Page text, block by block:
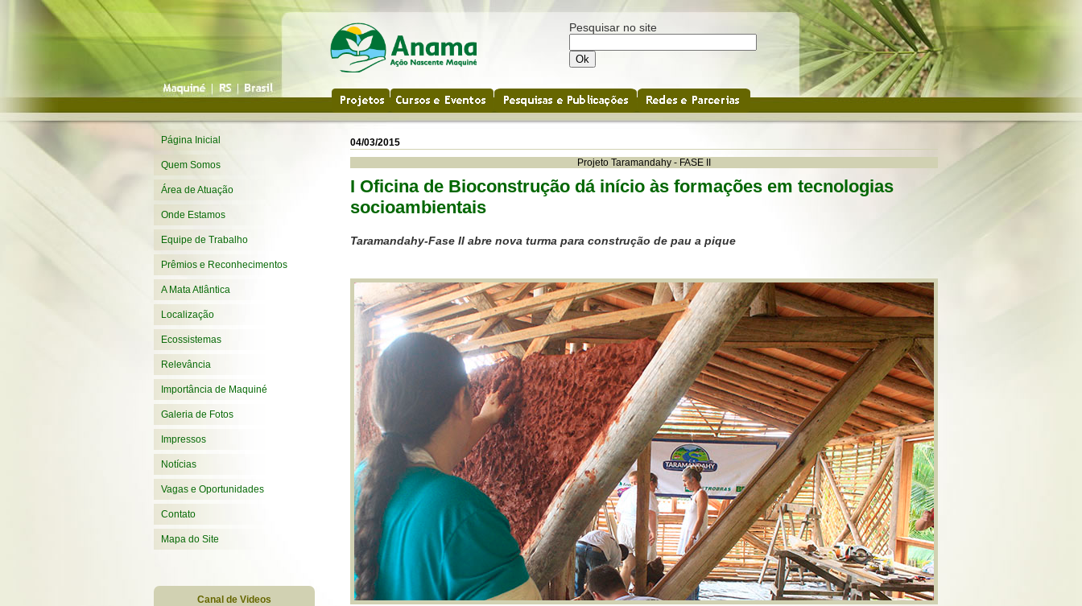
Pesquisar no site
Página Inicial
Quem Somos
Área de Atuação
Onde Estamos
Equipe de Trabalho
Prêmios e Reconhecimentos
A Mata Atlântica
Localização
Ecossistemas
Relevância
Importância de Maquiné
Galeria de Fotos
Impressos
Notícias
Vagas e Oportunidades
Contato
Mapa do Site
Canal de Videos
04/03/2015
Projeto Taramandahy - FASE II
I Oficina de Bioconstrução dá início às formações em tecnologias
socioambientais
Taramandahy-Fase II abre nova turma para construção de pau a pique